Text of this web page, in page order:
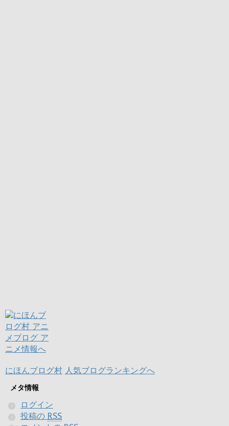
にほんブログ村 人気ブログランキングへ
メタ情報
ログイン
投稿の RSS